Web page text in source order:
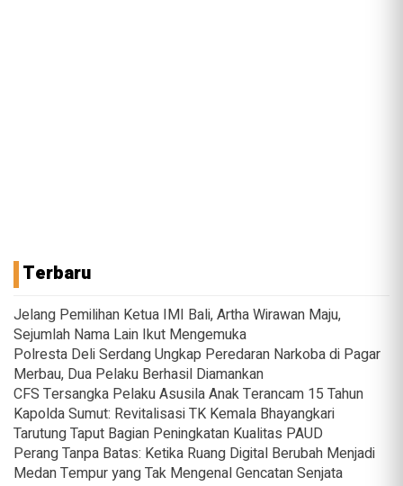
Terbaru
Jelang Pemilihan Ketua IMI Bali, Artha Wirawan Maju,
Sejumlah Nama Lain Ikut Mengemuka
Polresta Deli Serdang Ungkap Peredaran Narkoba di Pagar
Merbau, Dua Pelaku Berhasil Diamankan
CFS Tersangka Pelaku Asusila Anak Terancam 15 Tahun
Kapolda Sumut: Revitalisasi TK Kemala Bhayangkari
Tarutung Taput Bagian Peningkatan Kualitas PAUD
Perang Tanpa Batas: Ketika Ruang Digital Berubah Menjadi
Medan Tempur yang Tak Mengenal Gencatan Senjata